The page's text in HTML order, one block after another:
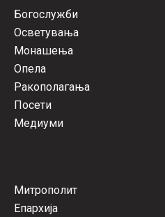
Богослужби
Осветувања
Монашења
Опела
Ракополагања
Посети
Медиуми
Митрополит
Епархија